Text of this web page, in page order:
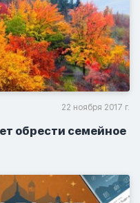
22 ноября 2017 г.
обрести семейное